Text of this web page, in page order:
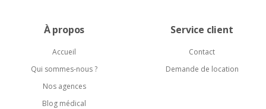
À propos
Accueil
Qui sommes-nous ?
Nos agences
Blog médical
Service client
Contact
Demande de location